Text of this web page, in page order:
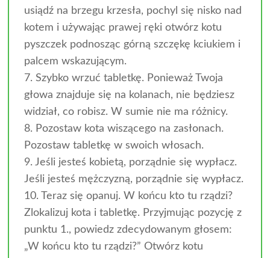
usiądź na brzegu krzesła, pochyl się nisko nad
kotem i używając prawej ręki otwórz kotu
pyszczek podnosząc górną szczękę kciukiem i
palcem wskazującym.
7. Szybko wrzuć tabletkę. Ponieważ Twoja
głowa znajduje się na kolanach, nie będziesz
widział, co robisz. W sumie nie ma różnicy.
8. Pozostaw kota wiszącego na zasłonach.
Pozostaw tabletkę w swoich włosach.
9. Jeśli jesteś kobietą, porządnie się wypłacz.
Jeśli jesteś mężczyzną, porządnie się wypłacz.
10. Teraz się opanuj. W końcu kto tu rządzi?
Zlokalizuj kota i tabletkę. Przyjmując pozycję z
punktu 1., powiedz zdecydowanym głosem:
„W końcu kto tu rządzi?” Otwórz kotu